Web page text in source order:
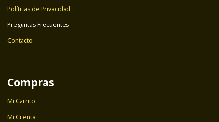
Políticas de Privacidad
Preguntas Frecuentes
Contacto
Compras
Mi Carrito
Mi Cuenta